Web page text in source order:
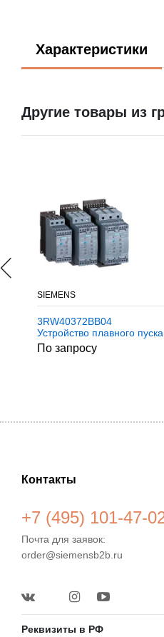
Характеристики
Другие товары из
SIEMENS
3RW40372BB04
Устройство плавного пуска
Simens
По запросу
Контакты
+7 (495) 101-47-
Почта для заявок:
order@siemensb2b.ru
Реквизиты в РФ